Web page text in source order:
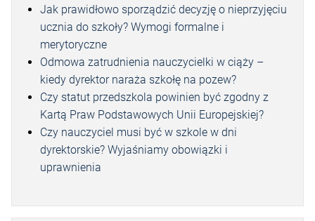
Jak prawidłowo sporządzić decyzję o nieprzyjęciu
ucznia do szkoły? Wymogi formalne i
merytoryczne
Odmowa zatrudnienia nauczycielki w ciąży –
kiedy dyrektor naraża szkołę na pozew?
Czy statut przedszkola powinien być zgodny z
Kartą Praw Podstawowych Unii Europejskiej?
Czy nauczyciel musi być w szkole w dni
dyrektorskie? Wyjaśniamy obowiązki i
uprawnienia